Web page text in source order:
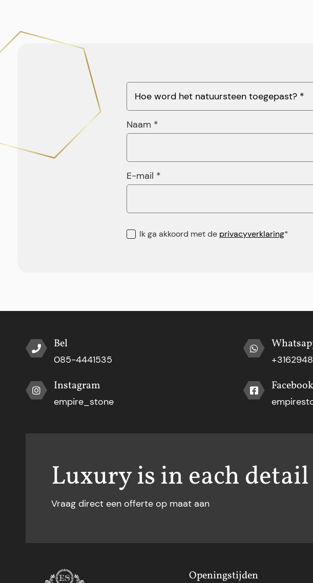
Naam *
E-mail *
Ik ga akkoord met de privacyverklaring*
Bel
085-4441535
Instagram
empire_stone
Facebook
Luxury is in each detail
Vraag direct een offerte op maat aan
Openingstijden